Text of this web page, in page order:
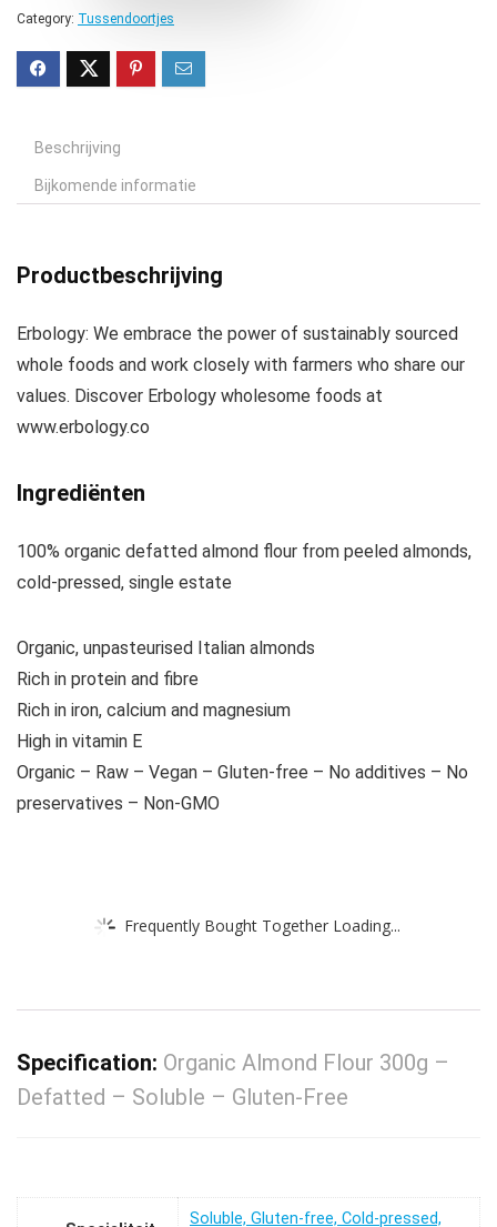
Category: Tussendoortjes
Beschrijving
Bijkomende informatie
Productbeschrijving
Erbology: We embrace the power of sustainably sourced
whole foods and work closely with farmers who share our
values. Discover Erbology wholesome foods at
www.erbology.co
Ingrediënten
100% organic defatted almond flour from peeled almonds,
cold-pressed, single estate
Organic, unpasteurised Italian almonds
Rich in protein and fibre
Rich in iron, calcium and magnesium
High in vitamin E
Organic – Raw – Vegan – Gluten-free – No additives – No
preservatives – Non-GMO
Frequently Bought Together Loading...
Specification: Organic Almond Flour 300g –
Defatted – Soluble – Gluten-Free
‎Soluble, Gluten-free, Cold-pressed,